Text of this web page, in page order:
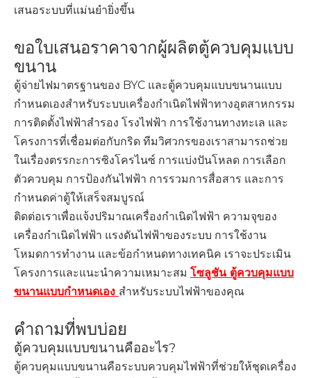
เสนอระบบที่แม่นยำยิ่งขึ้น
ขอใบเสนอราคาจากผู้ผลิตตู้ควบคุมแบบ
ขนาน
ตู้จ่ายไฟมาตรฐานของ BYC และตู้ควบคุมแบบขนานแบบ
กำหนดเองสำหรับระบบเครื่องกำเนิดไฟฟ้าทางอุตสาหกรรม
การติดตั้งไฟฟ้าสำรอง โรงไฟฟ้า การใช้งานทางทะเล และ
โครงการที่เชื่อมต่อกับกริด ทีมวิศวกรของเราสามารถช่วย
ในเรื่องตรรกะการซิงโครไนซ์ การแบ่งปันโหลด การเลือก
ตัวควบคุม การป้องกันไฟฟ้า การรวมการสื่อสาร และการ
กำหนดค่าตู้ให้เสร็จสมบูรณ์
ติดต่อเราเพื่อแจ้งปริมาณเครื่องกำเนิดไฟฟ้า ความจุของ
เครื่องกำเนิดไฟฟ้า แรงดันไฟฟ้าของระบบ การใช้งาน
โหมดการทำงาน และข้อกำหนดทางเทคนิค เราจะประเมิน
โครงการและแนะนำความเหมาะสม โซลูชัน ตู้ควบคุมแบบ
ขนานแบบกำหนดเอง สำหรับระบบไฟฟ้าของคุณ
คำถามที่พบบ่อย
ตู้ควบคุมแบบขนานคืออะไร?
ตู้ควบคุมแบบขนานคือระบบควบคุมไฟฟ้าที่ช่วยให้ชุดเครื่อง